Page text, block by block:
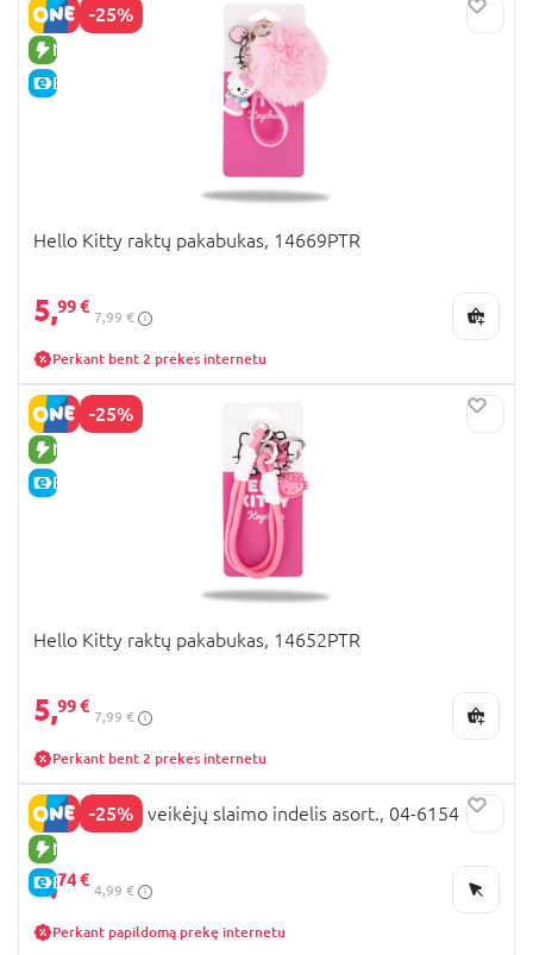
-25%
NAUJA PREKĖ
E-KAINA
Hello Kitty raktų pakabukas, 14669PTR
5,99 €
7,99 €
Perkant bent 2 prekes internetu
-25%
NAUJA PREKĖ
E-KAINA
Hello Kitty raktų pakabukas, 14652PTR
5,99 €
7,99 €
Perkant bent 2 prekes internetu
-25%
NAUJA PREKĖ
E-KAINA
HELLO KITTY veikėjų slaimo indelis asort., 04-6154
3,74 €
4,99 €
Perkant papildomą prekę internetu